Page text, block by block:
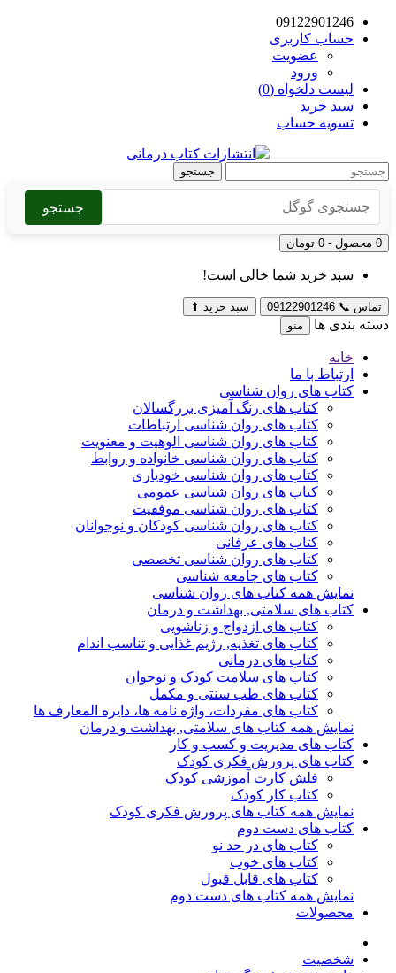
09122901246
حساب کاربری
عضویت
ورود
لیست دلخواه (0)
سبد خرید
تسویه حساب
جستجو
جستجو
0 محصول - 0 تومان
سبد خرید شما خالی است!
تماس 📞
09122901246 سبد خرید ⬆
دسته بندی ها منو
خانه
ارتباط با ما
کتاب های روان شناسی
کتاب های رنگ آمیزی بزرگسالان
کتاب های روان شناسی ارتباطات
کتاب های روان شناسی الوهیت و معنویت
کتاب های روان شناسی خانواده و روابط
کتاب های روان شناسی خودیاری
کتاب های روان شناسی عمومی
کتاب های روان شناسی موفقیت
کتاب های روان شناسی کودکان و نوجوانان
کتاب های عرفانی
کتاب های روان شناسی تخصصی
کتاب های جامعه شناسی
نمایش همه کتاب های روان شناسی
کتاب های سلامتی, بهداشت و درمان
کتاب های ازدواج و زناشویی
کتاب های تغذیه, رژیم غذایی و تناسب اندام
کتاب های درمانی
کتاب های سلامت کودک و نوجوان
کتاب های طب سنتی و مکمل
کتاب های مفردات، واژه نامه ها، دایره المعارف ها
نمایش همه کتاب های سلامتی, بهداشت و درمان
کتاب های مدیریت و کسب و کار
کتاب های پرورش فکری کودک
فلش کارت آموزشی کودک
کتاب کار کودک
نمایش همه کتاب های پرورش فکری کودک
کتاب های دست دوم
کتاب های در حد نو
کتاب های خوب
کتاب های قابل قبول
نمایش همه کتاب های دست دوم
محصولات
شخصیت